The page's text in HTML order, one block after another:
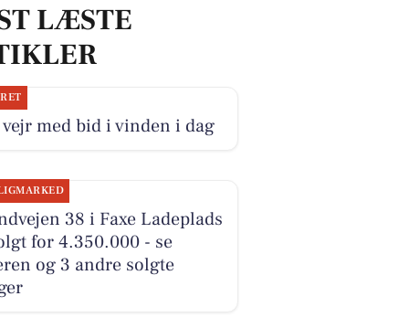
LÆSTE
med bid i vinden i dag
38 i Faxe Ladeplads
for 4.350.000 - se
og 3 andre solgte